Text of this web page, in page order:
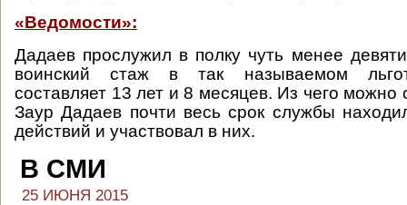
«Ведомости»:
Дадаев прослужил в полку чуть менее
воинский стаж в так называемом
составляет 13 лет и 8 месяцев. Из чего можно
Заур Дадаев почти весь срок службы
действий и участвовал в них.
В СМИ
25 ИЮНЯ 2015